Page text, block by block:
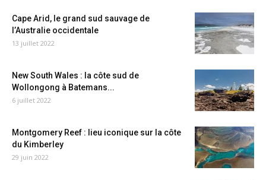
Cape Arid, le grand sud sauvage de
l’Australie occidentale
13 juillet 2022
New South Wales : la côte sud de
Wollongong à Batemans...
6 juillet 2022
Montgomery Reef : lieu iconique sur la côte
du Kimberley
29 juin 2022